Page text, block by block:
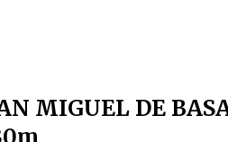
MIGUEL DE